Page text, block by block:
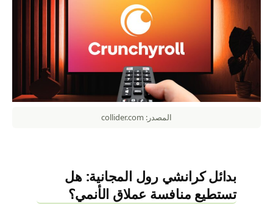
المصدر: collider.com
بدائل كرانشي رول المجانية: هل
تستطيع منافسة عملاق الأنمي؟